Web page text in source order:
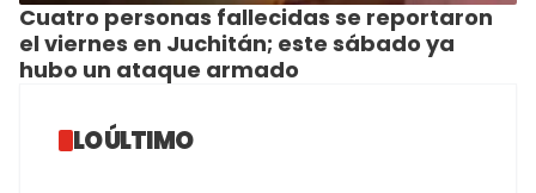
Cuatro personas fallecidas se reportaron
el viernes en Juchitán; este sábado ya
hubo un ataque armado
LO ÚLTIMO